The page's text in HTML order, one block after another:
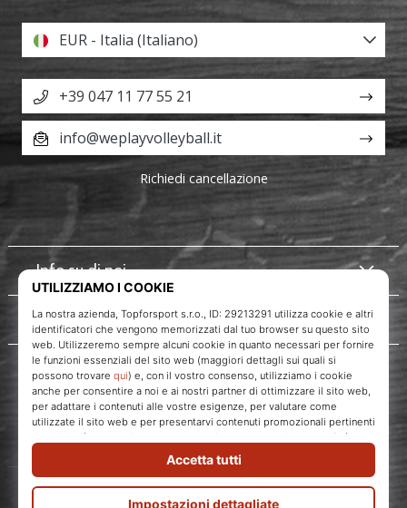
WePlayVolleyball.it
Info su di noi
Servizio clienti
EUR - Italia (Italiano)
+39 047 11 77 55 21
info@weplayvolleyball.it
Richiedi cancellazione
Topforsport s. r. o., Dukelská třída 1666/106, Brno, 614 00